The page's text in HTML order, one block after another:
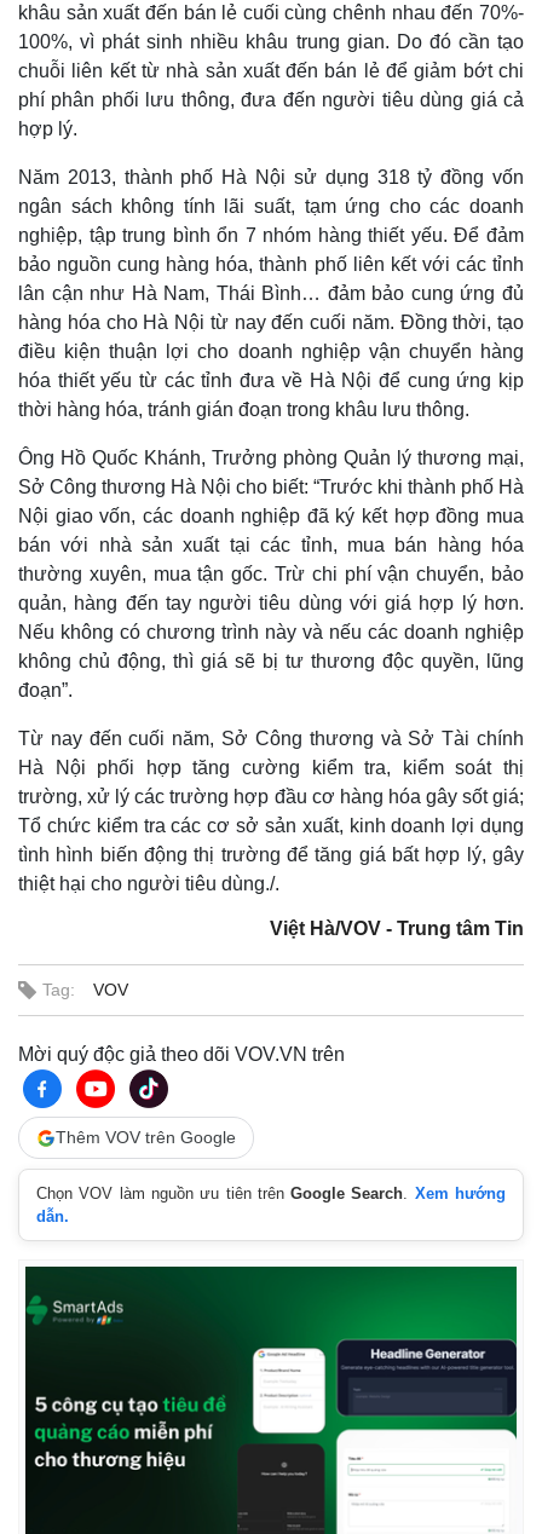
Thế giới
Quan sát
Multimedia
Ảnh
khâu sản xuất đến bán lẻ cuối cùng chênh nhau đến 70%-
100%, vì phát sinh nhiều khâu trung gian. Do đó cần tạo
chuỗi liên kết từ nhà sản xuất đến bán lẻ để giảm bớt chi
phí phân phối lưu thông, đưa đến người tiêu dùng giá cả
hợp lý.
Năm 2013, thành phố Hà Nội sử dụng 318 tỷ đồng vốn
ngân sách không tính lãi suất, tạm ứng cho các doanh
nghiệp, tập trung bình ổn 7 nhóm hàng thiết yếu. Để đảm
bảo nguồn cung hàng hóa, thành phố liên kết với các tỉnh
lân cận như Hà Nam, Thái Bình… đảm bảo cung ứng đủ
hàng hóa cho Hà Nội từ nay đến cuối năm. Đồng thời, tạo
điều kiện thuận lợi cho doanh nghiệp vận chuyển hàng
hóa thiết yếu từ các tỉnh đưa về Hà Nội để cung ứng kịp
thời hàng hóa, tránh gián đoạn trong khâu lưu thông.
Ông Hồ Quốc Khánh, Trưởng phòng Quản lý thương mại,
Sở Công thương Hà Nội cho biết: “Trước khi thành phố Hà
Nội giao vốn, các doanh nghiệp đã ký kết hợp đồng mua
bán với nhà sản xuất tại các tỉnh, mua bán hàng hóa
thường xuyên, mua tận gốc. Trừ chi phí vận chuyển, bảo
quản, hàng đến tay người tiêu dùng với giá hợp lý hơn.
Nếu không có chương trình này và nếu các doanh nghiệp
không chủ động, thì giá sẽ bị tư thương độc quyền, lũng
đoạn”.
Từ nay đến cuối năm, Sở Công thương và Sở Tài chính
Hà Nội phối hợp tăng cường kiểm tra, kiểm soát thị
trường, xử lý các trường hợp đầu cơ hàng hóa gây sốt giá;
Tổ chức kiểm tra các cơ sở sản xuất, kinh doanh lợi dụng
tình hình biến động thị trường để tăng giá bất hợp lý, gây
thiệt hại cho người tiêu dùng./.
Việt Hà/VOV - Trung tâm Tin
Tag: VOV
Mời quý độc giả theo dõi VOV.VN trên
Thêm VOV trên Google
Chọn VOV làm nguồn ưu tiên trênGoogle Search. Xem hướng
dẫn.